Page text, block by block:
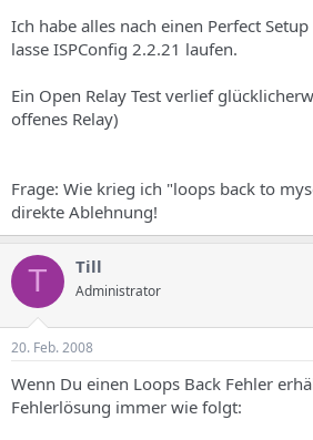
Ich habe alles nach einen Perfect
lasse ISPConfig 2.2.21 laufen.
Ein Open Relay Test verlief
offenes Relay)
Frage: Wie krieg ich "loops back to
direkte Ablehnung!
T Till
Administrator
20. Feb. 2008
Wenn Du einen Loops Back Fehler
Fehlerlösung immer wie folgt: